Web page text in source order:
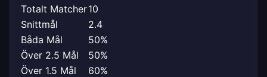
Totalt Matcher10
Snittmål
2.4
Båda Mål
50%
Över 2.5 Mål
50%
Över 1.5 Mål
60%